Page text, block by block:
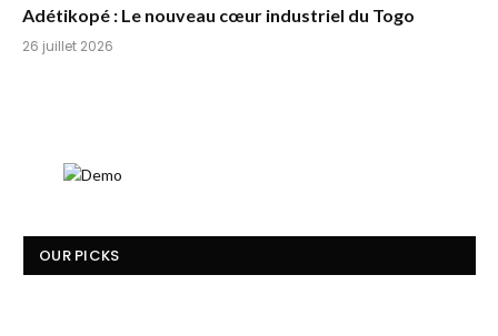
Adétikopé : Le nouveau cœur industriel du Togo
26 juillet 2026
OUR PICKS